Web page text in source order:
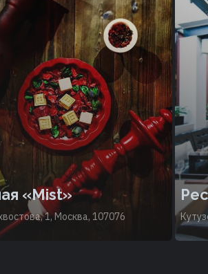
«Mist»
1, Москва, 107076